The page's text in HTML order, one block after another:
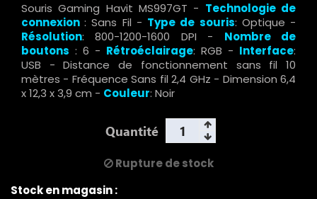
Souris Gaming Havit MS997GT - Technologie de
connexion: Sans Fil - Type de souris: Optique -
Résolution: 800-1200-1600 DPI - Nombre de
boutons : 6 - Rétroéclairage: RGB - Interface:
USB - Distance de fonctionnement sans fil 10
mètres - Fréquence Sans fil 2,4 GHz - Dimension 6,4
x 12,3 x 3,9 cm - Couleur: Noir
Quantité
Rupture de stock
Stock en magasin :